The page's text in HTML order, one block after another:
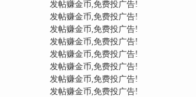
发帖赚金币,免费投广告!
发帖赚金币,免费投广告!
发帖赚金币,免费投广告!
发帖赚金币,免费投广告!
发帖赚金币,免费投广告!
发帖赚金币,免费投广告!
发帖赚金币,免费投广告!
发帖赚金币,免费投广告!